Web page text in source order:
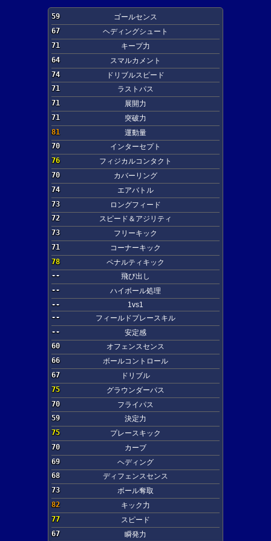
59
ゴールセンス
67
ヘディングシュート
71
キープ力
64
スマルカメント
74
ドリブルスピード
71
ラストパス
71
展開力
71
突破力
81
運動量
70
インターセプト
76
フィジカルコンタクト
70
カバーリング
74
エアバトル
73
ロングフィード
72
スピード＆アジリティ
73
フリーキック
71
コーナーキック
78
ペナルティキック
--
飛び出し
--
ハイボール処理
--
1vs1
--
フィールドプレースキル
--
安定感
60
オフェンスセンス
66
ボールコントロール
67
ドリブル
75
グラウンダーパス
70
フライパス
59
決定力
75
プレースキック
70
カーブ
69
ヘディング
68
ディフェンスセンス
73
ボール奪取
82
キック力
77
スピード
67
瞬発力